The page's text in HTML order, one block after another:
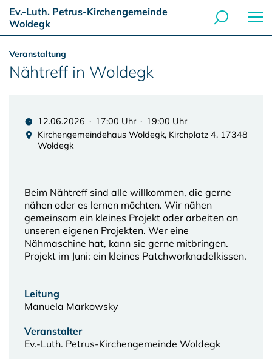
Ev.-Luth. Petrus-Kirchengemeinde
Woldegk
Veranstaltung
Nähtreff in Woldegk
12.06.2026 · 17:00 Uhr · 19:00 Uhr
Kirchengemeindehaus Woldegk, Kirchplatz 4, 17348
Woldegk
Beim Nähtreff sind alle willkommen, die gerne
nähen oder es lernen möchten. Wir nähen
gemeinsam ein kleines Projekt oder arbeiten an
unseren eigenen Projekten. Wer eine
Nähmaschine hat, kann sie gerne mitbringen.
Projekt im Juni: ein kleines Patchworknadelkissen.
Leitung
Manuela Markowsky
Veranstalter
Ev.-Luth. Petrus-Kirchengemeinde Woldegk